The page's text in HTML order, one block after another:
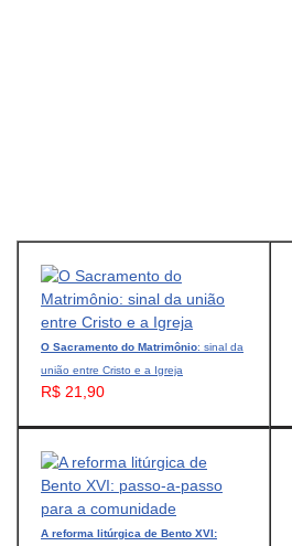
O Sacramento do Matrimônio: sinal da
união entre Cristo e a Igreja
R$ 21,90
A reforma litúrgica de Bento XVI: